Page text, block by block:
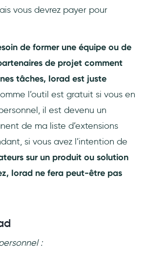
vous devrez payer pour
de former une équipe ou de
de projet comment
tâches, Iorad est juste
l’outil est gratuit si vous en
il est devenu un
de ma liste d’extensions
si vous avez l’intention de
sur un produit ou solution
Iorad ne fera peut-être pas
: